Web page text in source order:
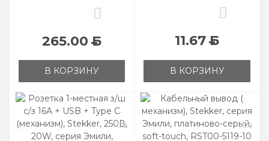
265.00Б
В КОРЗИНУ
11.67Б
В КОРЗИНУ